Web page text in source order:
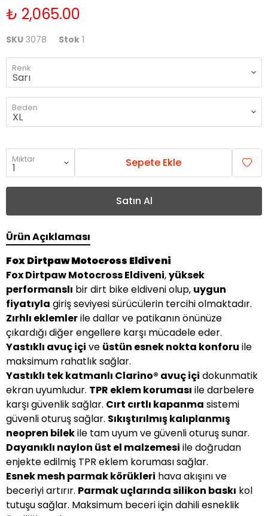
₺ 2,065.00
SKU 3078 Stok 1
Renk
Beden
Miktar Sepete Ekle
Satın Al
Ürün Açıklaması
Fox Dirtpaw Motocross Eldiveni
Fox Dirtpaw Motocross Eldiveni,yüksek
performanslı bir dirt bike eldiveni olup, uygun
fiyatıyla giriş seviyesi sürücülerin tercihi olmaktadır.
Zırhlı eklemlerile dallar ve patikanın önünüze
çıkardığı diğer engellere karşı mücadele eder.
Yastıklı avuç içi ve üstün esnek nokta konforu ile
maksimum rahatlık sağlar.
Yastıklı tek katmanlı Clarino® avuç içi dokunmatik
ekran uyumludur. TPR eklem koruması ile darbelere
karşı güvenlik sağlar. Cırt cırtlı kapanma sistemi
güvenli oturuş sağlar. Sıkıştırılmış kalıplanmış
neopren bilekile tam uyum ve güvenli oturuş sunar.
Dayanıklı naylon üst el malzemesi ile doğrudan
enjekte edilmiş TPR eklem koruması sağlar.
Esnek mesh parmak körükleri hava akışını ve
beceriyi artırır. Parmak uçlarında silikon baskı kol
tutuşu sağlar. Maksimum beceri için dahili esneklik